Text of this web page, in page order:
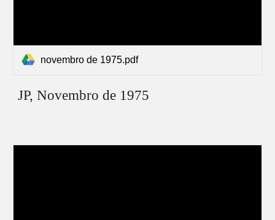
novembro de 1975.pdf
JP,Novembro de 1975